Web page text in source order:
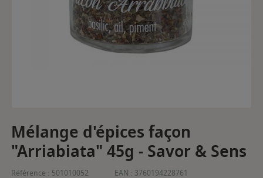
Mélange d'épices façon
"Arriabiata" 45g - Savor & Sens
Référence : 501010052 EAN : 3760194228761